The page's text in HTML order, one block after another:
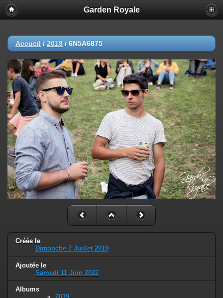
Garden Royale
Accueil / 2019 / 6N5A6875
Créée le
Dimanche 7 Juillet 2019
Ajoutée le
Samedi 11 Juin 2022
Albums